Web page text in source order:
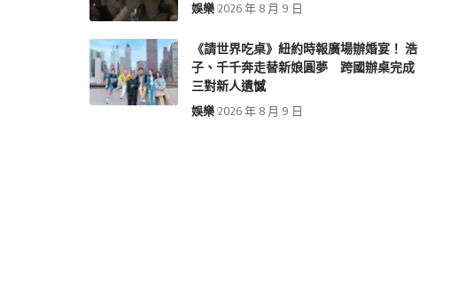
娛樂 2026 年 8 月 9 日
《請世界吃桌》紐約時報廣場辦婚宴！ 浩
子、千千奔走替新娘圓夢 跨國辦桌完成
三對新人遺憾
娛樂 2026 年 8 月 9 日